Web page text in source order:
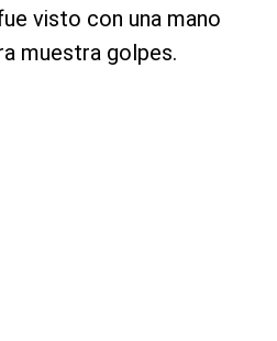
visto con una mano
muestra golpes.